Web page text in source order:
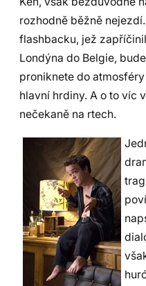
rozhodně běžně
flashbacku, jež
Londýna do Belgie,
proniknete do
hlavní hrdiny. A o to víc
nečekaně na rtech.